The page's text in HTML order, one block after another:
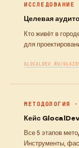
ИССЛЕДОВАНИЕ
Целевая
Кто живёт в
для
GLOCALDEV.RU/
МЕТОДОЛОГИЯ ·
Кейс
Все 5 этапов
Инструменты,